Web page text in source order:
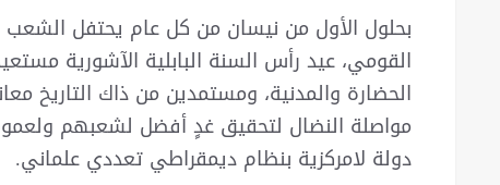
بحلول الأول من نيسان من كل عام يحتفل الشعب
القومي، عيد رأس السنة البابلية الآشورية
الحضارة والمدنية، ومستمدين من ذاك التاريخ
مواصلة النضال لتحقيق غدٍ أفضل لشعبهم
دولة لامركزية بنظام ديمقراطي تعددي علماني.